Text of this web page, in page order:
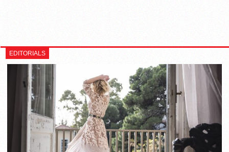
EDITORIALS